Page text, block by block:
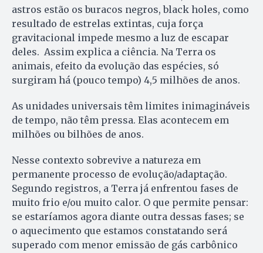
astros estão os buracos negros, black holes, como
resultado de estrelas extintas, cuja força
gravitacional impede mesmo a luz de escapar
deles. Assim explica a ciência. Na Terra os
animais, efeito da evolução das espécies, só
surgiram há (pouco tempo) 4,5 milhões de anos.
As unidades universais têm limites inimagináveis
de tempo, não têm pressa. Elas acontecem em
milhões ou bilhões de anos.
Nesse contexto sobrevive a natureza em
permanente processo de evolução/adaptação.
Segundo registros, a Terra já enfrentou fases de
muito frio e/ou muito calor. O que permite pensar:
se estaríamos agora diante outra dessas fases; se
o aquecimento que estamos constatando será
superado com menor emissão de gás carbônico